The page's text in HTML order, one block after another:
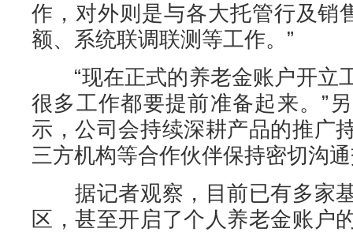
作，对外则是与各大托管行及销
额、系统联调联测等工作。”
“现在正式的养老金账户开立
很多工作都要提前准备起来。”
示，公司会持续深耕产品的推广
三方机构等合作伙伴保持密切沟
据记者观察，目前已有多家
区，甚至开启了个人养老金账户